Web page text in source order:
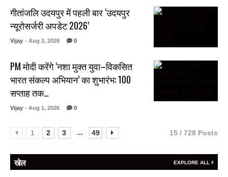
गीतांजलि उदयपुर में पहली बार ‘उदयपुर
न्यूरोसर्जरी अपडेट 2026’
Vijay - Aug 2, 2026 0
PM मोदी करेंगे ‘नशा मुक्त युवा–विकसित
भारत संकल्प अभियान’ का शुभारंभ: 100
सप्ताह तक…
Vijay - Aug 1, 2026 0
1 2 3 ... 49 15 / 728 Posts
खेल EXPLORE ALL